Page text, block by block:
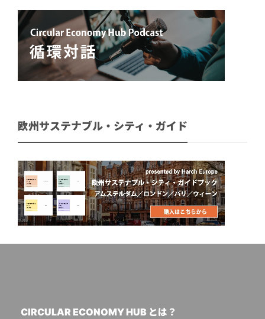
欧州サステナブル・シティ・ガイド
CIRCULAR ECONOMY HUB とは？